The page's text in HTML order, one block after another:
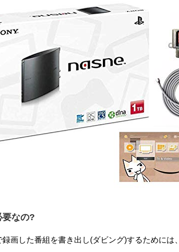
要なの?
録画した番組を書き出し(ダビング)するためには、